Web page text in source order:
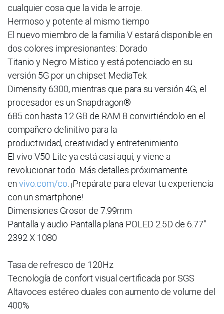
cualquier cosa que la vida le arroje.
Hermoso y potente al mismo tiempo
El nuevo miembro de la familia V estará disponible en
dos colores impresionantes: Dorado
Titanio y Negro Místico y está potenciado en su
versión 5G por un chipset MediaTek
Dimensity 6300, mientras que para su versión 4G, el
procesador es un Snapdragon®
685 con hasta 12 GB de RAM 8 convirtiéndolo en el
compañero definitivo para la
productividad, creatividad y entretenimiento.
El vivo V50 Lite ya está casi aquí, y viene a
revolucionar todo. Más detalles próximamente
en vivo.com/co . ¡Prepárate para elevar tu experiencia
con un smartphone!
Dimensiones Grosor de 7.99mm
Pantalla y audio Pantalla plana POLED 2.5D de 6.77”
2392 X 1080
Tasa de refresco de 120Hz
Tecnología de confort visual certificada por SGS
Altavoces estéreo duales con aumento de volume del
400%